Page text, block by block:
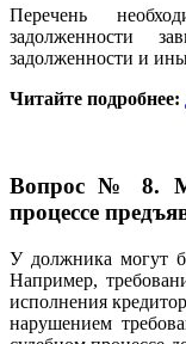
Перечень
задолженности
задолженности и
Читайте подробнее:
Вопрос № 8.
процессе
У должника могут
Например,
исполнения
нарушением